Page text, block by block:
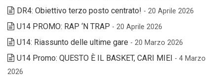
DR4: Obiettivo terzo posto centrato! - 20 Aprile 2026
U14 PROMO: RAP ‘N TRAP - 20 Aprile 2026
U14: Riassunto delle ultime gare - 20 Marzo 2026
U14 Promo: QUESTO È IL BASKET, CARI MIEI - 4 Marzo
2026